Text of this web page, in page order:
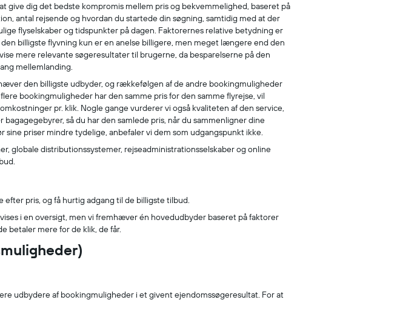
give dig det bedste kompromis mellem pris og bekvemmelighed, baseret på
antal rejsende og hvordan du startede din søgning, samtidig med at der
flyselskaber og tidspunkter på dagen. Faktorernes relative betydning er
billigste flyvning kun er en anelse billigere, men meget længere end den
mere relevante søgeresultater til brugerne, da besparelserne på den
mellemlanding.
den billigste udbyder, og rækkefølgen af de andre bookingmuligheder
bookingmuligheder har den samme pris for den samme flyrejse, vil
pr. klik. Nogle gange vurderer vi også kvaliteten af den service,
så du har den samlede pris, når du sammenligner dine
priser mindre tydelige, anbefaler vi dem som udgangspunkt ikke.
globale distributionssystemer, rejseadministrationsselskaber og online
pris, og få hurtig adgang til de billigste tilbud.
i en oversigt, men vi fremhæver én hovedudbyder baseret på faktorer
betaler mere for de klik, de får.
udbydere af bookingmuligheder i et givent ejendomssøgeresultat. For at